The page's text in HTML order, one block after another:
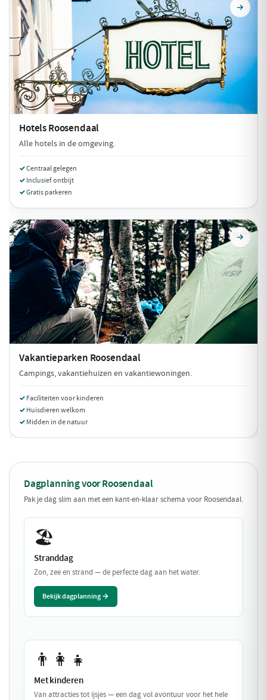
HotelsRoosendaal
Alle hotels in de omgeving.
Centraal gelegen
Inclusief ontbijt
Gratis parkeren
Vakantieparken Roosendaal
Campings, vakantiehuizen en vakantiewoningen.
Faciliteiten voor kinderen
Huisdieren welkom
Midden in de natuur
Dagplanning voor Roosendaal
Pak je dag slim aan met een kant-en-klaar schema voor Roosendaal.
🏖️
Stranddag
Zon, zee en strand — de perfecte dag aan het water.
Bekijk dagplanning →
👨‍👩‍👧
Met kinderen
Van attracties tot ijsjes — een dag vol avontuur voor het hele